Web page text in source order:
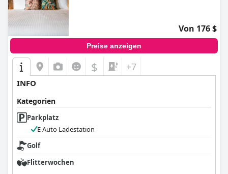
Von 176 $
Preise anzeigen
$ +7
INFO
Kategorien
Parkplatz
E Auto Ladestation
Golf
Flitterwochen